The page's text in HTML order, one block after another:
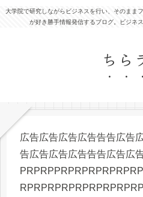
大学院で研究しながらビジネスを行い、そのまま
が好き勝手情報発信するブログ。ビジネ
ちら
広告広告広告広告告告広告
告広告広告広告告告広告広